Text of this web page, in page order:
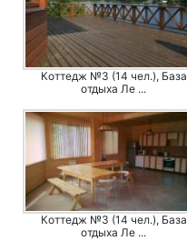
Коттедж №3 (14 чел.), База
отдыха Ле ...
Коттедж №3 (14 чел.), База
отдыха Ле ...